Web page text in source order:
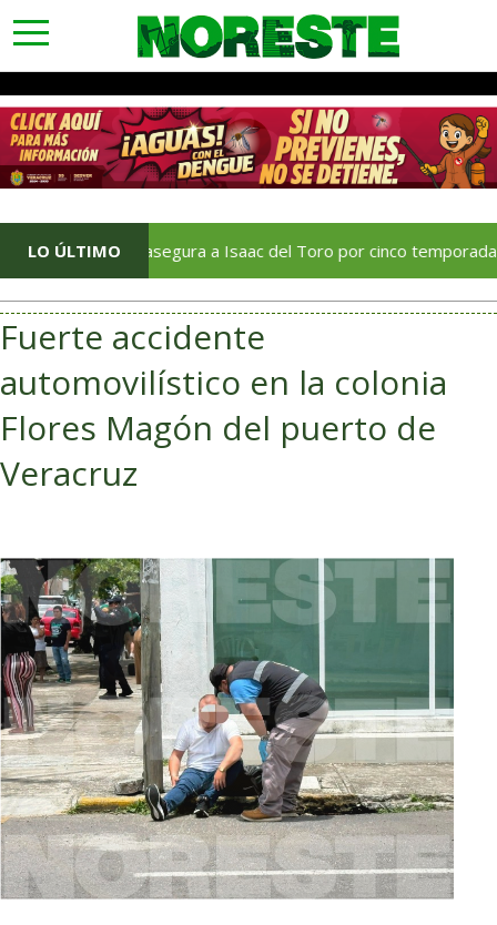
toggle
navigation
LO ÚLTIMO
asegura a Isaac del Toro por cinco temporadas más
Fuerte accidente
automovilístico en la colonia
Flores Magón del puerto de
Veracruz